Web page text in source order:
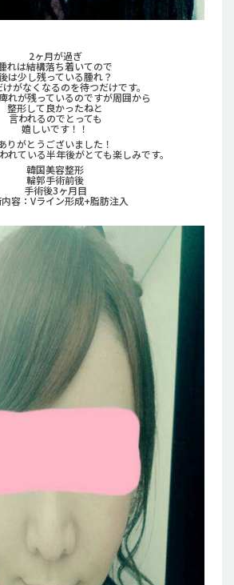
2ヶ月が過ぎ
れは結構落ち着いてので
は少し残っている腫れ？
がなくなるのを待つだけです。
れが残っているのですが周囲から
整形して良かったねと
言われるのでとっても
嬉しいです！！
りがとうございました！
れている半年後がとても楽しみです。
韓国美容整形
輪郭手術前後
手術後3ヶ月目
容：Vライン形成+脂肪注入